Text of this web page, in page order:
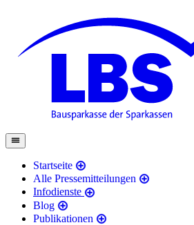
Startseite
Alle Pressemitteilungen
Infodienste
Blog
Publikationen